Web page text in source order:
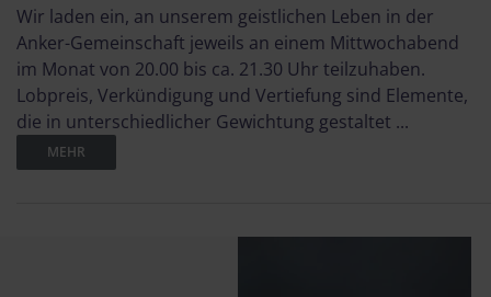
Wir laden ein, an unserem geistlichen Leben in der
Anker-Gemeinschaft jeweils an einem Mittwochabend
im Monat von 20.00 bis ca. 21.30 Uhr teilzuhaben.
Lobpreis, Verkündigung und Vertiefung sind Elemente,
die in unterschiedlicher Gewichtung gestaltet ...
MEHR